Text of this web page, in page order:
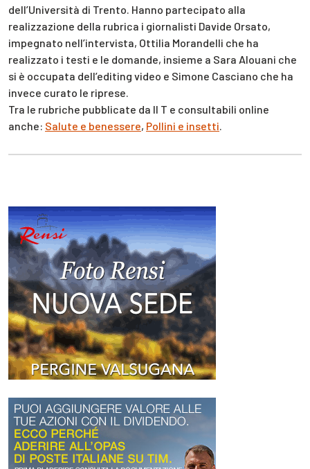
dell’Università di Trento. Hanno partecipato alla
realizzazione della rubrica i giornalisti Davide Orsato,
impegnato nell’intervista, Ottilia Morandelli che ha
realizzato i testi e le domande, insieme a Sara Alouani che
si è occupata dell’editing video e Simone Casciano che ha
invece curato le riprese.
Tra le rubriche pubblicate da Il T e consultabili online
anche: Salute e benessere, Pollini e insetti